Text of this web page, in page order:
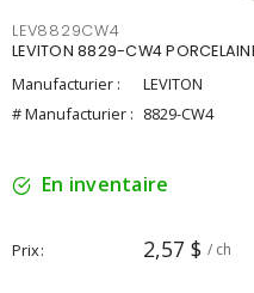
LEV8829CW4
LEVITON 8829-CW4
Manufacturier :
LEVITON
# Manufacturier : 8829-CW4
En inventaire
Prix 2,57 $ / ch